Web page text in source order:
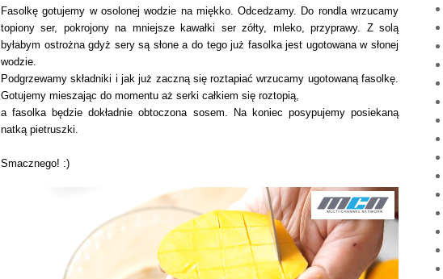
Fasolkę gotujemy w osolonej wodzie na miękko. Odcedzamy. Do rondla wrzucamy
topiony ser, pokrojony na mniejsze kawałki ser zółty, mleko, przyprawy. Z solą
byłabym ostrożna gdyż sery są słone a do tego już fasolka jest ugotowana w słonej
wodzie.
Podgrzewamy składniki i jak już zaczną się roztapiać wrzucamy ugotowaną fasolkę.
Gotujemy mieszając do momentu aż serki całkiem się roztopią,
a fasolka będzie dokładnie obtoczona sosem. Na koniec posypujemy posiekaną
natką pietruszki.
Smacznego! :)